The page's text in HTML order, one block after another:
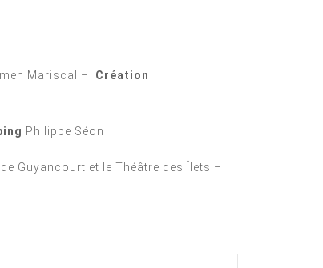
Mariscal –
Création
Philippe Séon
Guyancourt et le Théâtre des Îlets –